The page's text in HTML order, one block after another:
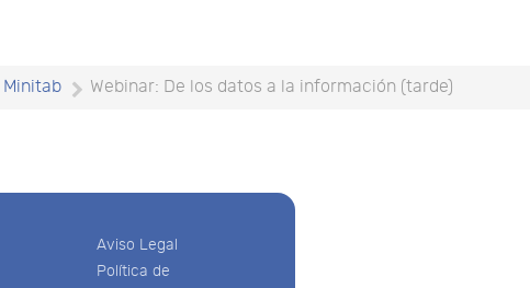
Minitab Webinar: De los datos a la información (tarde)
Aviso Legal
Política de